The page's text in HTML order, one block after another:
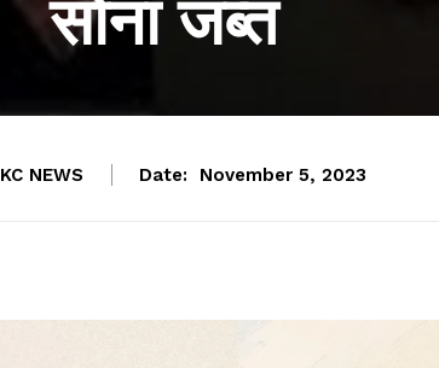
सोना जब्त
KC NEWS Date: November 5, 2023